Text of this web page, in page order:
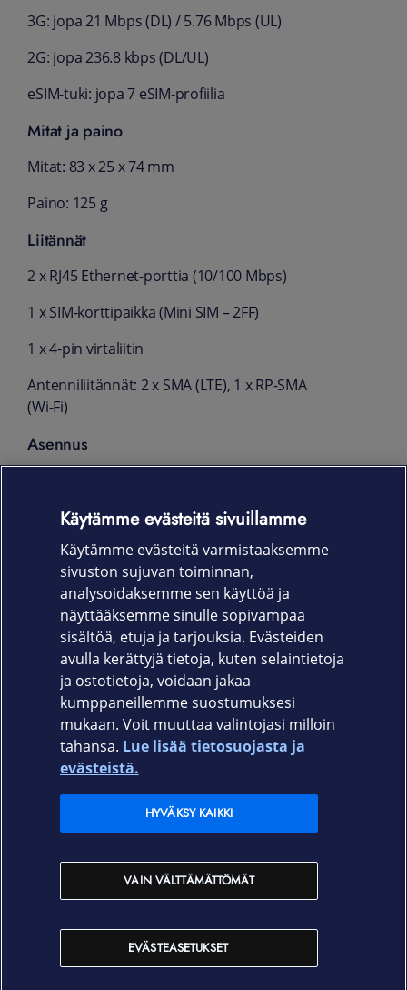
3G: jopa 21 Mbps (DL) / 5.76 Mbps (UL)
2G: jopa 236.8 kbps (DL/UL)
eSIM-tuki: jopa 7 eSIM-profiilia
Mitat ja paino
Mitat: 83 x 25 x 74 mm
Paino: 125 g
Liitännät
2 x RJ45 Ethernet-porttia (10/100 Mbps)
1 x SIM-korttipaikka (Mini SIM – 2FF)
1 x 4-pin virtaliitin
Antenniliitännät: 2 x SMA (LTE), 1 x RP-SMA
(Wi-Fi)
Asennus
Seinäkiinnitys (vaatii lisävarusteen)
Tasopinta-asennus (vaatii lisävarusteen)
Takuu
Valmistajan myöntämä 12 kk takuu
Elisa.fi
Elisan myymälät
Käytämme evästeitä sivuillamme
Käytämme evästeitä varmistaaksemme
sivuston sujuvan toiminnan,
analysoidaksemme sen käyttöä ja
näyttääksemme sinulle sopivampaa
sisältöä, etuja ja tarjouksia. Evästeiden
avulla kerättyjä tietoja, kuten selaintietoja
ja ostotietoja, voidaan jakaa
kumppaneillemme suostumuksesi
mukaan. Voit muuttaa valintojasi milloin
tahansa. Lue lisää tietosuojasta ja
evästeistä.
EVÄSTEASETUKSET
VAIN VÄLTTÄMÄTTÖMÄT
HYVÄKSY KAIKKI